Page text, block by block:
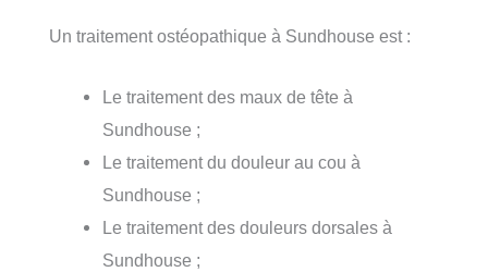
Un traitement ostéopathique à Sundhouse est :
Le traitement des maux de tête à
Sundhouse ;
Le traitement du douleur au cou à
Sundhouse ;
Le traitement des douleurs dorsales à
Sundhouse ;